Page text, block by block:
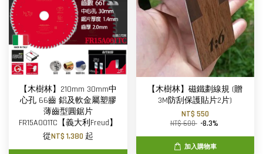
【木樹林】210mm 30mm中
心孔 66齒 鋁及軟金屬塑膠
薄齒型圓鋸片
FR15A001TC【義大利Freud】
從NT$ 1,380 起
【木樹林】磁鐵劃線規 (贈
3M防刮保護貼片2片)
NT$ 550
NT$ 600 -8.3%
加入購物車